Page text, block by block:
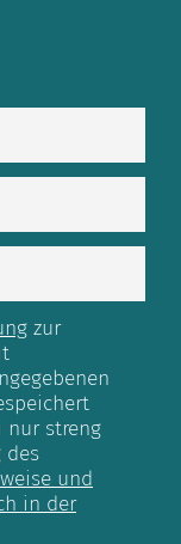
zur
nur streng
des
und
in der